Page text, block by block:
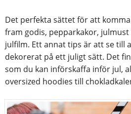
Det perfekta sättet för att
fram godis, pepparkakor, julmust
julfilm. Ett annat tips är att se till
dekorerat på ett juligt sätt. Det
som du kan införskaffa inför jul,
oversized hoodies till